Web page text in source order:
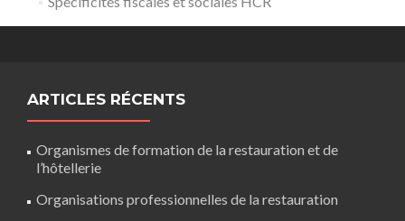
ARTICLES RÉCENTS
Organismes de formation de la restauration et de
l’hôtellerie
Organisations professionnelles de la restauration